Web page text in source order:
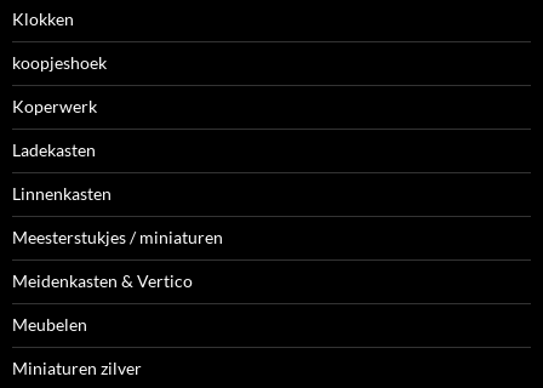
Klokken
koopjeshoek
Koperwerk
Ladekasten
Linnenkasten
Meesterstukjes / miniaturen
Meidenkasten & Vertico
Meubelen
Miniaturen zilver